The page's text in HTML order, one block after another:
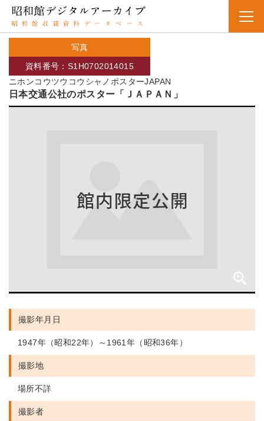
写真
ニホンコウツウコウシャノポスターJAPAN
資料番号：S1H0702014015
日本交通公社のポスター「ＪＡＰＡＮ」
撮影年月日
1947年（昭和22年）～1961年（昭和36年）
撮影地
場所不詳
撮影者